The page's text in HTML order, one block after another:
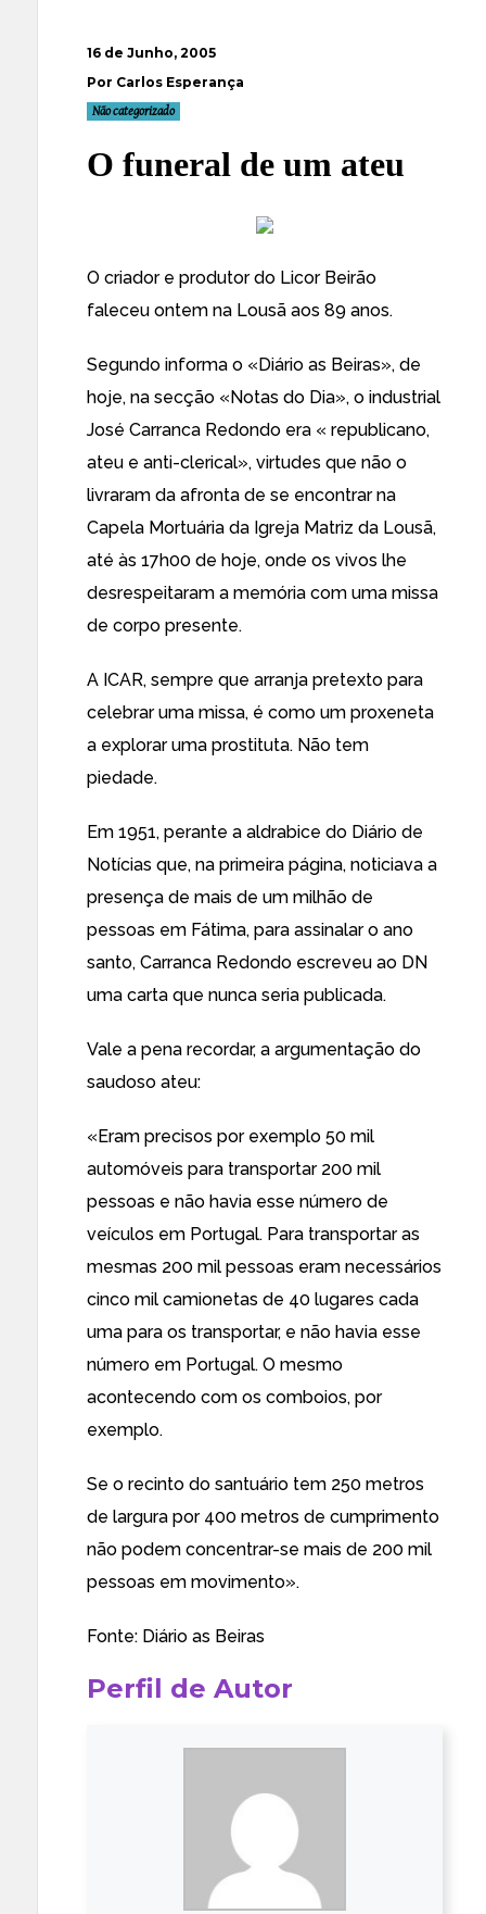
16 de Junho, 2005
Por Carlos Esperança
Não categorizado
O funeral de um ateu
O criador e produtor do Licor Beirão
faleceu ontem na Lousã aos 89 anos.
Segundo informa o «Diário as Beiras», de
hoje, na secção «Notas do Dia», o industrial
José Carranca Redondo era « republicano,
ateu e anti-clerical», virtudes que não o
livraram da afronta de se encontrar na
Capela Mortuária da Igreja Matriz da Lousã,
até às 17h00 de hoje, onde os vivos lhe
desrespeitaram a memória com uma missa
de corpo presente.
A ICAR, sempre que arranja pretexto para
celebrar uma missa, é como um proxeneta
a explorar uma prostituta. Não tem
piedade.
Em 1951, perante a aldrabice do Diário de
Notícias que, na primeira página, noticiava a
presença de mais de um milhão de
pessoas em Fátima, para assinalar o ano
santo, Carranca Redondo escreveu ao DN
uma carta que nunca seria publicada.
Vale a pena recordar, a argumentação do
saudoso ateu:
«Eram precisos por exemplo 50 mil
automóveis para transportar 200 mil
pessoas e não havia esse número de
veículos em Portugal. Para transportar as
mesmas 200 mil pessoas eram necessários
cinco mil camionetas de 40 lugares cada
uma para os transportar, e não havia esse
número em Portugal. O mesmo
acontecendo com os comboios, por
exemplo.
Se o recinto do santuário tem 250 metros
de largura por 400 metros de cumprimento
não podem concentrar-se mais de 200 mil
pessoas em movimento».
Fonte: Diário as Beiras
Perfil de Autor